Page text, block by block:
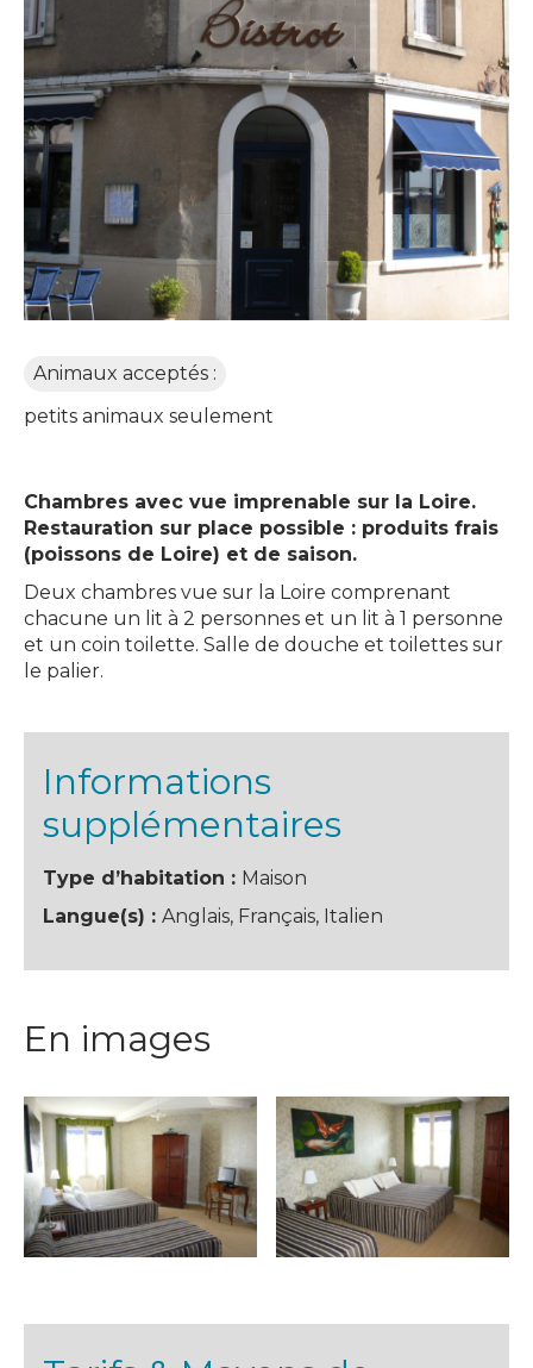
Animaux acceptés :
petits animaux seulement
Chambres avec vue imprenable sur la Loire.
Restauration sur place possible : produits frais
(poissons de Loire) et de saison.
Deux chambres vue sur la Loire comprenant
chacune un lit à 2 personnes et un lit à 1 personne
et un coin toilette. Salle de douche et toilettes sur
le palier.
Informations
supplémentaires
Type d’habitation : Maison
Langue(s) : Anglais, Français, Italien
En images